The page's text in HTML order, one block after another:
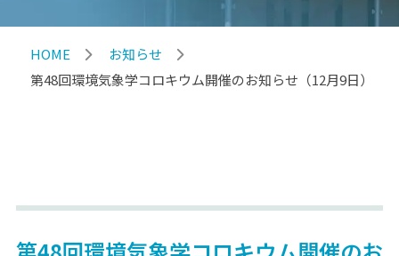
HOME
お知らせ
第48回環境気象学コロキウム開催のお知らせ（12月9日）